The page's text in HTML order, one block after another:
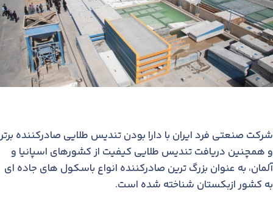
شرکت صنعتی فرد ایران با دارا بودن تندیس طلایی صادرکننده برتر
و همچنین دریافت تندیس طلایی کیفیت از کشورهای اسپانیا و
آلمان، به عنوان بزرگ ترین صادرکننده انواع باسکول های جاده ای
به کشور ازبکستان شناخته شده است.